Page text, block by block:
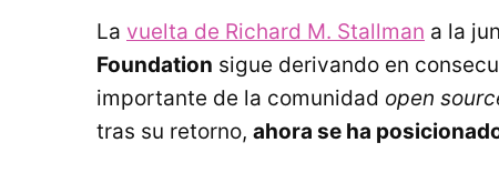
La vuelta de Richard M. Stallman a la
Foundation sigue derivando en
importante de la comunidad open
tras su retorno, ahora se ha